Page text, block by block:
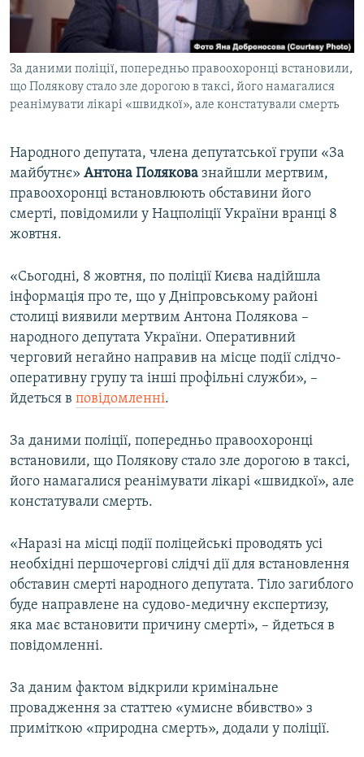
ВІДЕОУРОКИ «ELIFBE»
СВІДЧЕННЯ ОКУПАЦІЇ
УКРАЇНСЬКА ПРОБЛЕМА КРИМУ
ІНФОГРАФІКА
Русский
Qırımtatar
ДОЛУЧАЙСЯ!
Усі сайти RFE/RL
За даними поліції, попередньо правоохоронці встановили,
що Полякову стало зле дорогою в таксі, його намагалися
реанімувати лікарі «швидкої», але констатували смерть
Народного депутата, члена депутатської групи «За
майбутнє» Антона Полякова знайшли мертвим,
правоохоронці встановлюють обставини його
смерті, повідомили у Нацполіції України вранці 8
жовтня.
«Сьогодні, 8 жовтня, по поліції Києва надійшла
інформація про те, що у Дніпровському районі
столиці виявили мертвим Антона Полякова –
народного депутата України. Оперативний
черговий негайно направив на місце події слідчо-
оперативну групу та інші профільні служби», –
йдеться в повідомленні.
За даними поліції, попередньо правоохоронці
встановили, що Полякову стало зле дорогою в таксі,
його намагалися реанімувати лікарі «швидкої», але
констатували смерть.
«Наразі на місці події поліцейські проводять усі
необхідні першочергові слідчі дії для встановлення
обставин смерті народного депутата. Тіло загиблого
буде направлене на судово-медичну експертизу,
яка має встановити причину смерті», – йдеться в
повідомленні.
За даним фактом відкрили кримінальне
провадження за статтею «умисне вбивство» з
приміткою «природна смерть», додали у поліції.